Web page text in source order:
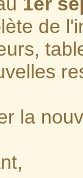
de
la